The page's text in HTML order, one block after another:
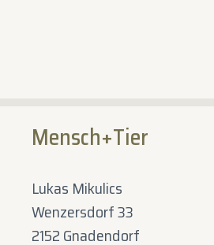
Mensch+Tier
Lukas Mikulics
Wenzersdorf 33
2152 Gnadendorf